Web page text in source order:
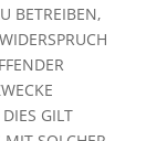
BETREIBEN,
GILT